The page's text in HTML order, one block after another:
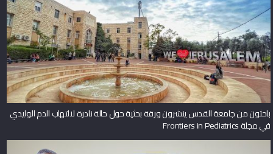
باحثون من جامعة القدس ينشرون ورقة بحثية حول حالة نادرة لالتهاب الدم الوليدي
في مجلة Frontiers in Pediatrics